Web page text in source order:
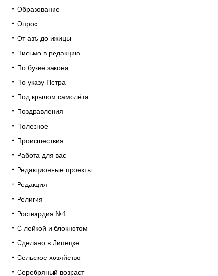
Образование
Опрос
От азъ до ижицы
Письмо в редакцию
По букве закона
По указу Петра
Под крылом самолёта
Поздравления
Полезное
Происшествия
Работа для вас
Редакционные проекты
Редакция
Религия
Росгвардия №1
С лейкой и блокнотом
Сделано в Липецке
Сельское хозяйство
Серебряный возраст